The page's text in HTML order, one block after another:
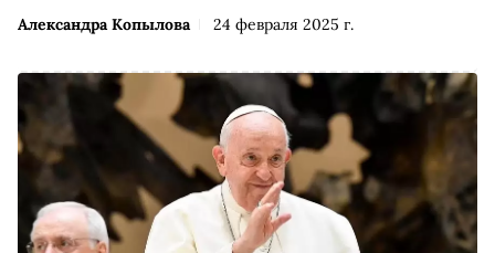
Александра Копылова 24 февраля 2025 г.